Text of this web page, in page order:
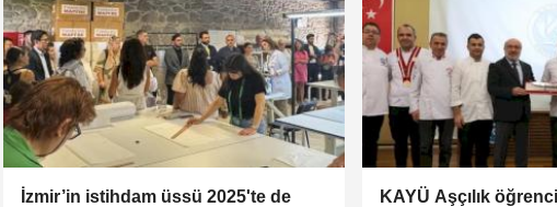
İzmir’in istihdam üssü 2025'te de
KAYÜ Aşçılık